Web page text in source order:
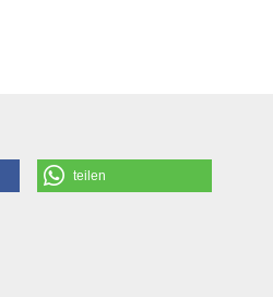
teilen